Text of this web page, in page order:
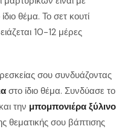
θέμα. Το σετ κουτί
10-12 μέρες
σου συνδυάζοντας
στο ίδιο θέμα. Συνδύασε το
και την μπομπονιέρα ξύλινο
θεματικής σου βάπτισης